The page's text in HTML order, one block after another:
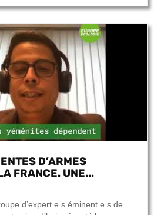
D’ARMES
FRANCE. UNE...
d’expert.e.s éminent.e.s de